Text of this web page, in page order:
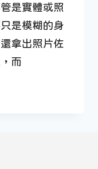
是實體或照
是模糊的身
拿出照片佐
而